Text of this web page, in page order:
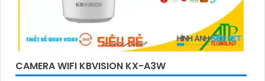
CAMERA WIFI KBVISION KX-A3W